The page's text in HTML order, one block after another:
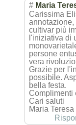
# Maria
Carissima
cultivar più
l'iniziativa di
persone
vera
Grazie per
possibile.
bella festa.
Complimenti
Cari saluti
Maria Teresa